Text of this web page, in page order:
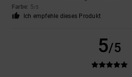
Farbe: 5/5
Ich empfehle dieses Produkt
5/5